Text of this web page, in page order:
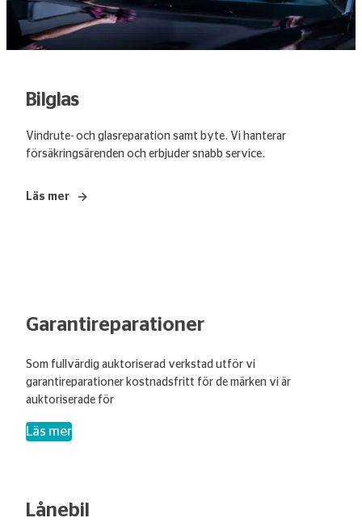
Bilglas
Vindrute- och glasreparation samt byte. Vi hanterar
försäkringsärenden och erbjuder snabb service.
Läs mer
Garantireparationer
Som fullvärdig auktoriserad verkstad utför vi
garantireparationer kostnadsfritt för de märken vi är
auktoriserade för
Läs mer– Garantireparationer
Lånebil